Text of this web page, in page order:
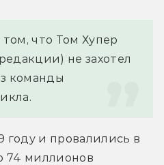
что Том Хупер
не захотел
команды
году и провалились в
74 миллионов